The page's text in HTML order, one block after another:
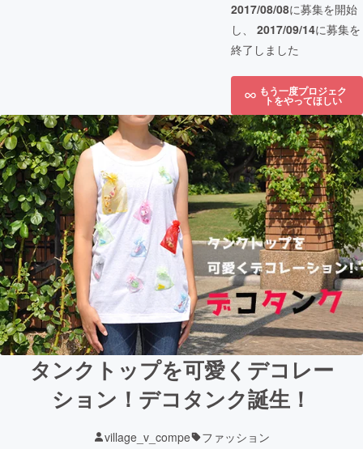
2017/08/08に募集を開始
し、 2017/09/14に募集を
終了しました
もう一度プロジェク
トをやってほしい
タンクトップを可愛くデコレー
ション！デコタンク誕生！
village_v_compe ファッション